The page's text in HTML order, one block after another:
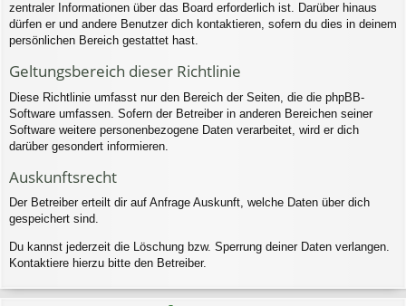
zentraler Informationen über das Board erforderlich ist. Darüber hinaus
dürfen er und andere Benutzer dich kontaktieren, sofern du dies in deinem
persönlichen Bereich gestattet hast.
Geltungsbereich dieser Richtlinie
Diese Richtlinie umfasst nur den Bereich der Seiten, die die phpBB-
Software umfassen. Sofern der Betreiber in anderen Bereichen seiner
Software weitere personenbezogene Daten verarbeitet, wird er dich
darüber gesondert informieren.
Auskunftsrecht
Der Betreiber erteilt dir auf Anfrage Auskunft, welche Daten über dich
gespeichert sind.
Du kannst jederzeit die Löschung bzw. Sperrung deiner Daten verlangen.
Kontaktiere hierzu bitte den Betreiber.